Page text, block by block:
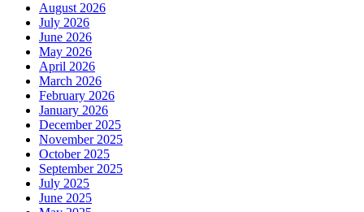
August 2026
July 2026
June 2026
May 2026
April 2026
March 2026
February 2026
January 2026
December 2025
November 2025
October 2025
September 2025
July 2025
June 2025